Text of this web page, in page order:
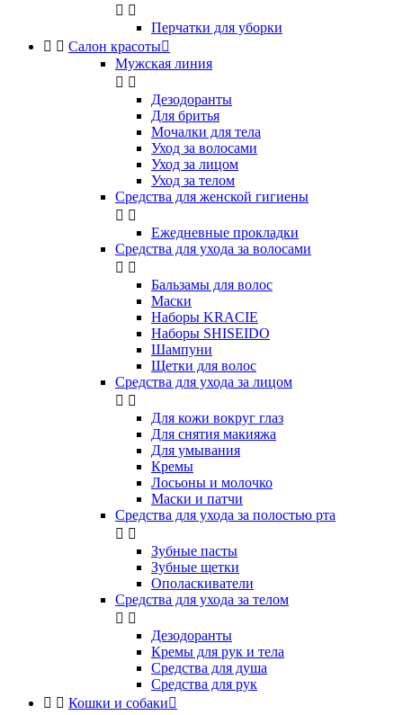
 
Перчатки для уборки
  Салон красоты
Мужская линия
 
Дезодоранты
Для бритья
Мочалки для тела
Уход за волосами
Уход за лицом
Уход за телом
Средства для женской гигиены
 
Ежедневные прокладки
Средства для ухода за волосами
 
Бальзамы для волос
Маски
Наборы KRACIE
Наборы SHISEIDO
Шампуни
Щетки для волос
Средства для ухода за лицом
 
Для кожи вокруг глаз
Для снятия макияжа
Для умывания
Кремы
Лосьоны и молочко
Маски и патчи
Средства для ухода за полостью рта
 
Зубные пасты
Зубные щетки
Ополаскиватели
Средства для ухода за телом
 
Дезодоранты
Кремы для рук и тела
Средства для душа
Средства для рук
  Кошки и собаки